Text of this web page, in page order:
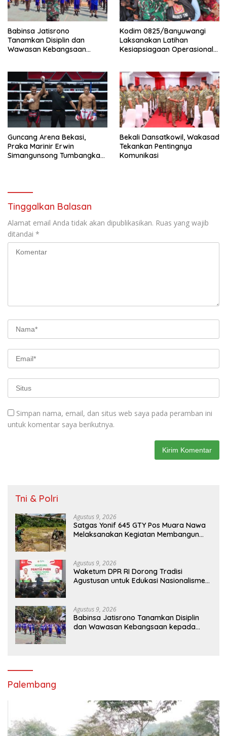
Babinsa Jatisrono
Tanamkan Disiplin dan
Wawasan Kebangsaan
Kodim 0825/Banyuwangi
Laksanakan Latihan
Kesiapsiagaan Operasional
Guncang Arena Bekasi,
Praka Marinir Erwin
Simangunsong Tumbangkan
Bekali Dansatkowil, Wakasad
Tekankan Pentingnya
Komunikasi
Tinggalkan Balasan
Alamat email Anda tidak akan dipublikasikan. Ruas yang wajib
ditandai *
Simpan nama, email, dan situs web saya pada peramban ini
untuk komentar saya berikutnya.
Tni & Polri
Agustus 9, 2026
Satgas Yonif 645 GTY Pos Muara Nawa
Melaksanakan Kegiatan Membangun
Agustus 9, 2026
Waketum DPR RI Dorong Tradisi
Agustusan untuk Edukasi Nasionalisme
Agustus 9, 2026
Babinsa Jatisrono Tanamkan Disiplin
dan Wawasan Kebangsaan kepada
Palembang